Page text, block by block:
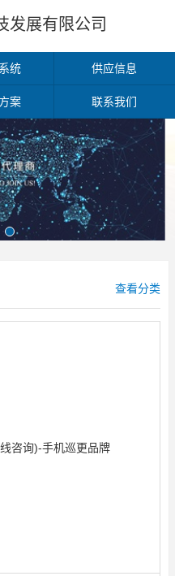
发展有限公司
统 供应信息
案 联系我们
查看分类